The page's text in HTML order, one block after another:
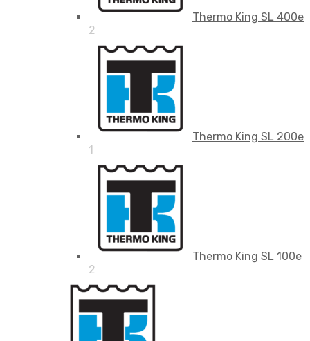
Thermo King SL 400e
2
Thermo King SL 200e
1
Thermo King SL 100e
2